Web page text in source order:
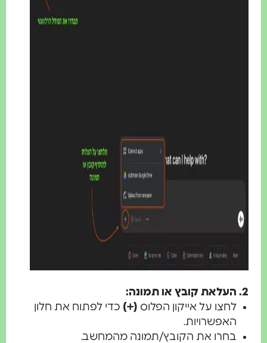
לחצו על אייקון הפלוס(+)כדי לפתוח את חלון
האפשרויות.
בחרו את הקובץ/תמונה מהמחשב.